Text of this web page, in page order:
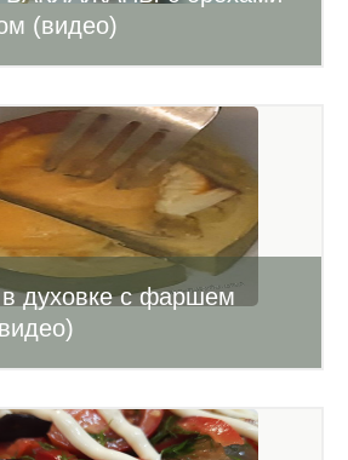
(видео)
в духовке с фаршем